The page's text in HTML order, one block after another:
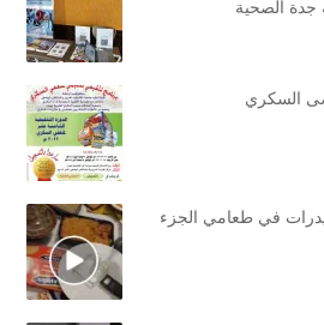
جدة الصحية
السكري
في طعامي الجزء